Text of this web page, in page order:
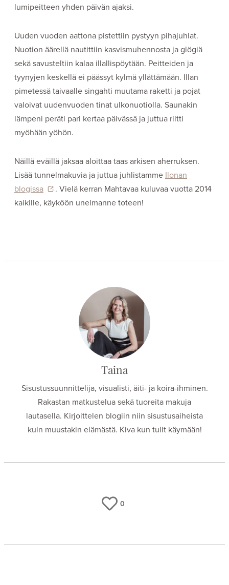
lumipeitteen yhden päivän ajaksi.
Uuden vuoden aattona pistettiin pystyyn pihajuhlat.
Nuotion äärellä nautittiin kasvismuhennosta ja glögiä
sekä savusteltiin kalaa illallispöytään. Peitteiden ja
tyynyjen keskellä ei päässyt kylmä yllättämään. Illan
pimetessä taivaalle singahti muutama raketti ja pojat
valoivat uudenvuoden tinat ulkonuotiolla. Saunakin
lämpeni peräti pari kertaa päivässä ja juttua riitti
myöhään yöhön.
Näillä eväillä jaksaa aloittaa taas arkisen aherruksen.
Lisää tunnelmakuvia ja juttua juhlistamme Ilonan
blogissa
. Vielä kerran Mahtavaa kuluvaa vuotta 2014
kaikille, käyköön unelmanne toteen!
Taina
Sisustussuunnittelija, visualisti, äiti- ja koira-ihminen.
Rakastan matkustelua sekä tuoreita makuja
lautasella. Kirjoittelen blogiin niin sisustusaiheista
kuin muustakin elämästä. Kiva kun tulit käymään!
0